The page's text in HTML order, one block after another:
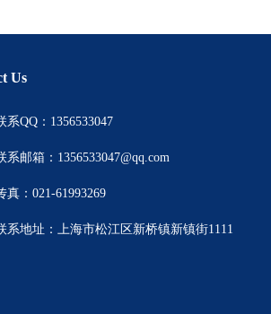
Us
系QQ：1356533047
系邮箱：1356533047@qq.com
真：021-61993269
系地址：上海市松江区新桥镇新镇街1111